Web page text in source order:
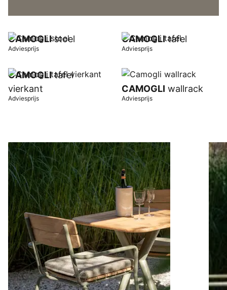
CAMOGLIstoel
Adviesprijs
CAMOGLItafel
Adviesprijs
CAMOGLItafel
vierkant
Adviesprijs
CAMOGLI wallrack
Adviesprijs